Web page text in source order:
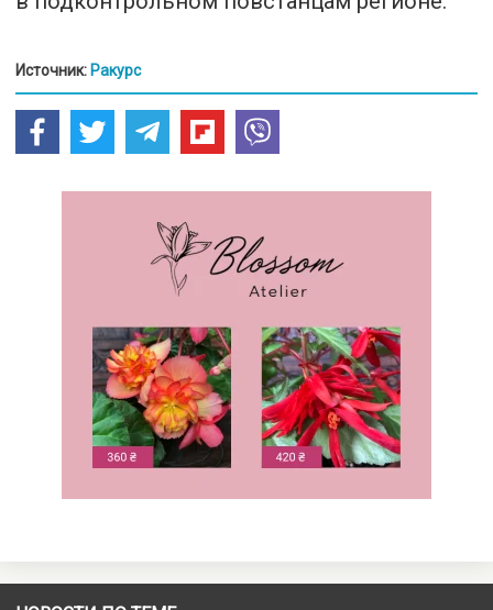
Источник: Ракурс